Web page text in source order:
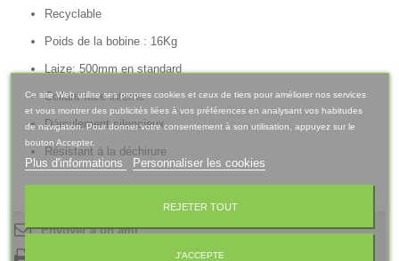
Recyclable
Poids de la bobine : 16Kg
Laize: 500mm en standard
Collant face interne
Déroulement silencieux
Résistant à la déchirure
Envoyer à un ami
Ce site Web utilise ses propres cookies et ceux de tiers pour améliorer nos services
et vous montrer des publicités liées à vos préférences en analysant vos habitudes
de navigation. Pour donner votre consentement à son utilisation, appuyez sur le
bouton Accepter.
Plus d'informations Personnaliser les cookies
REJETER TOUT
J'ACCEPTE